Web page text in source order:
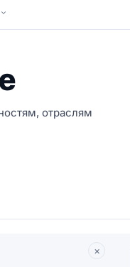
отраслям
×